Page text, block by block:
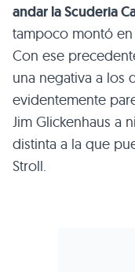
andar la Scuderia
tampoco montó en
Con ese
una negativa a los
evidentemente
Jim Glickenhaus a
distinta a la que
Stroll.